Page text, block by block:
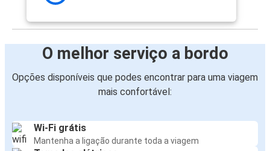
O melhor serviço a bordo
Opções disponíveis que podes encontrar para uma viagem
mais confortável:
Wi-Fi grátis
Mantenha a ligação durante toda a viagem